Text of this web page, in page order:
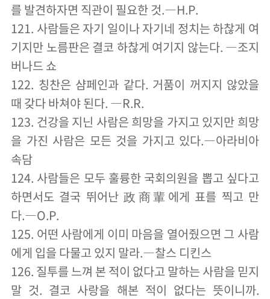
를 발견하자면 직관이 필요한 것.―H.P.
121. 사람들은 자기 일이나 자기네 정치는 하찮게 여
기지만 노름판은 결코 하찮게 여기지 않는다. ―조지
버나드 쇼
122. 칭찬은 샴페인과 같다. 거품이 꺼지지 않았을
때 갖다 바쳐야 된다. ―R.R.
123. 건강을 지닌 사람은 희망을 가지고 있지만 희망
을 가진 사람은 모든 것을 가지고 있다.―아라비아
속담
124. 사람들은 모두 훌륭한 국회의원을 뽑고 싶다고
하면서도 결국 뛰어난 政商輩에게 표를 찍고 만
다.―O.P.
125. 어떤 사람에게 이미 마음을 열어줬으면 그 사람
에게 입을 다물고 있지 말라.―찰스 디킨스
126. 질투를 느껴 본 적이 없다고 말하는 사람을 믿지
말 것. 결코 사랑을 해본 적이 없다는 뜻이니까.